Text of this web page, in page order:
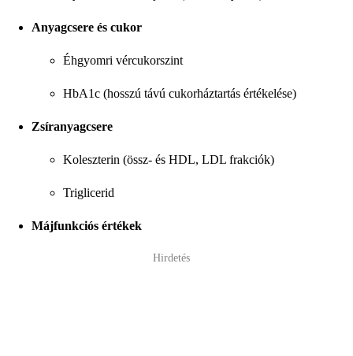
Anyagcsere és cukor
Éhgyomri vércukorszint
HbA1c (hosszú távú cukorháztartás értékelése)
Zsíranyagcsere
Koleszterin (össz- és HDL, LDL frakciók)
Triglicerid
Májfunkciós értékek
Hirdetés